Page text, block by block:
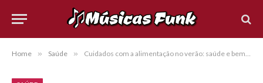
Home » Saúde » Cuidados com a alimentação no verão: saúde e bem-estar para toda a família